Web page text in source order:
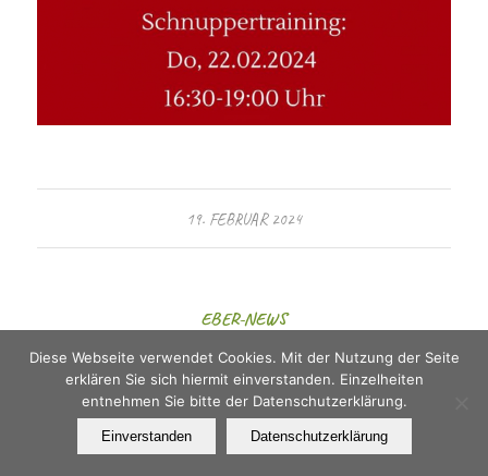
19. FEBRUAR 2024
EBER-NEWS
Am gestrigen Faschingsdienstag
(13.02.2024) ging es für uns nach Achern
zum großen mittelbadischen Kinder- und
Diese Webseite verwendet Cookies. Mit der Nutzung der Seite
erklären Sie sich hiermit einverstanden. Einzelheiten
entnehmen Sie bitte der Datenschutzerklärung.
Einverstanden Datenschutzerklärung